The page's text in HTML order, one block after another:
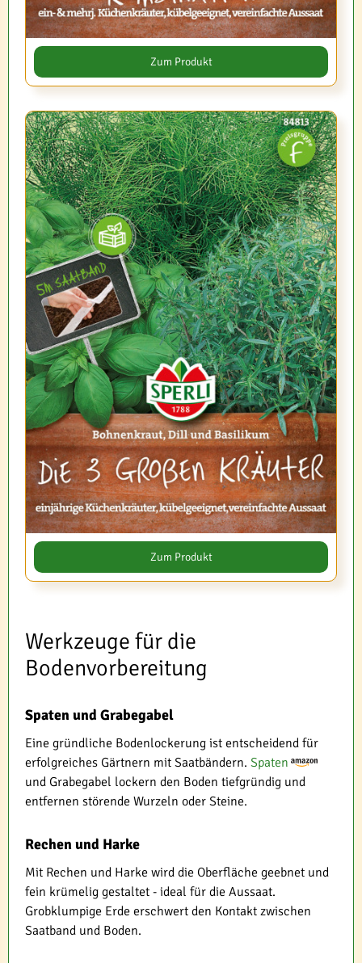
Zum Produkt
Zum Produkt
Werkzeuge für die
Bodenvorbereitung
Spaten und Grabegabel
Eine gründliche Bodenlockerung ist entscheidend für
erfolgreiches Gärtnern mit Saatbändern. Spaten
und Grabegabel lockern den Boden tiefgründig und
entfernen störende Wurzeln oder Steine.
Rechen und Harke
Mit Rechen und Harke wird die Oberfläche geebnet und
fein krümelig gestaltet - ideal für die Aussaat.
Grobklumpige Erde erschwert den Kontakt zwischen
Saatband und Boden.